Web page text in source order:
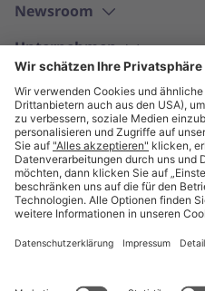
Newsroom
Unternehmen
Deutsch